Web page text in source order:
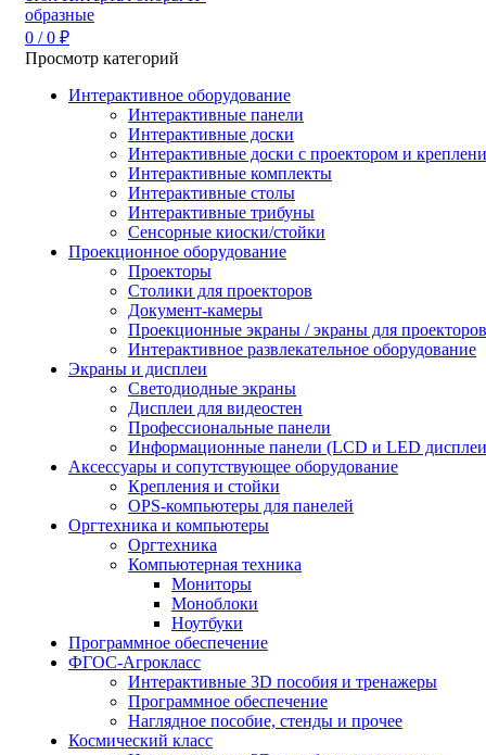
0 / 0 ₽
Просмотр категорий
Интерактивное оборудование
Интерактивные панели
Интерактивные доски
Интерактивные доски с проектором и
Интерактивные комплекты
Интерактивные столы
Интерактивные трибуны
Сенсорные киоски/стойки
Проекционное оборудование
Проекторы
Столики для проекторов
Документ-камеры
Проекционные экраны / экраны для проекторов
Интерактивное развлекательное оборудование
Экраны и дисплеи
Светодиодные экраны
Дисплеи для видеостен
Профессиональные панели
Информационные панели (LCD и LED
Аксессуары и сопутствующее оборудование
Крепления и стойки
OPS-компьютеры для панелей
Оргтехника и компьютеры
Оргтехника
Компьютерная техника
Мониторы
Моноблоки
Ноутбуки
Программное обеспечение
ФГОС-Агрокласс
Интерактивные 3D пособия и тренажеры
Программное обеспечение
Наглядное пособие, стенды и прочее
Космический класс